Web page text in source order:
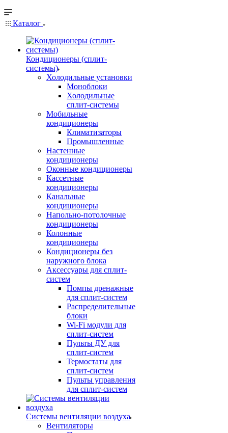
Каталог
Кондиционеры (сплит-
системы)
Холодильные установки
Моноблоки
Холодильные
сплит-системы
Мобильные
кондиционеры
Климатизаторы
Промышленные
Настенные
кондиционеры
Оконные кондиционеры
Кассетные
кондиционеры
Канальные
кондиционеры
Напольно-потолочные
кондиционеры
Колонные
кондиционеры
Кондиционеры без
наружного блока
Аксессуары для сплит-
систем
Помпы дренажные
для сплит-систем
Распределительные
блоки
Wi-Fi модули для
сплит-систем
Пульты ДУ для
сплит-систем
Термостаты для
сплит-систем
Пульты управления
для сплит-систем
Системы вентиляции воздуха
Вентиляторы